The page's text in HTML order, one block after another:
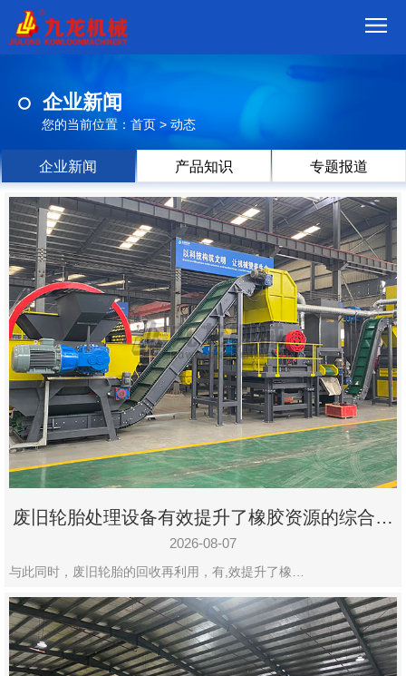
品
视
频
现
场
方
案
动
态
联
系
郑
州
市
九
设
有
限
公
企业新闻
您的当前位置： 首页 > 动态
企业新闻 产品知识 专题报道
废旧轮胎处理设备有效提升了橡胶资源的综合利
用率
2026-08-07
与此同时，废旧轮胎的回收再利用，有,效提升了橡…